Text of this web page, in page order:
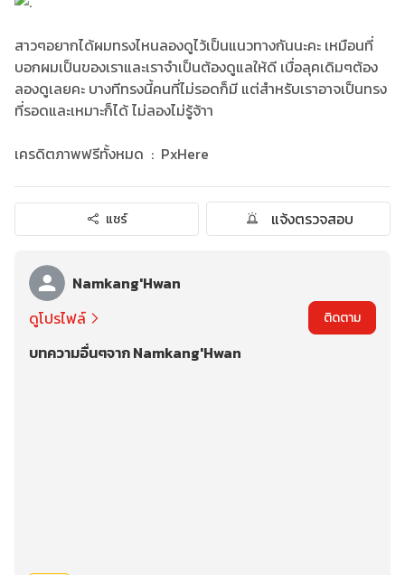
สาวๆอยากได้ผมทรงไหนลองดูไว้เป็นแนวทางกันนะคะ เหมือนที่
บอกผมเป็นของเราและเราจำเป็นต้องดูแลให้ดี เบื่อลุคเดิมๆต้อง
ลองดูเลยคะ บางทีทรงนี้คนที่ไม่รอดก็มี แต่สำหรับเราอาจเป็นทรง
ที่รอดและเหมาะก็ได้ ไม่ลองไม่รู้จ้าา
เครดิตภาพฟรีทั้งหมด : PxHere
แชร์ แจ้งตรวจสอบ
Namkang'Hwan
ดูโปรไฟล์
ติดตาม
บทความอื่นๆจาก Namkang'Hwan